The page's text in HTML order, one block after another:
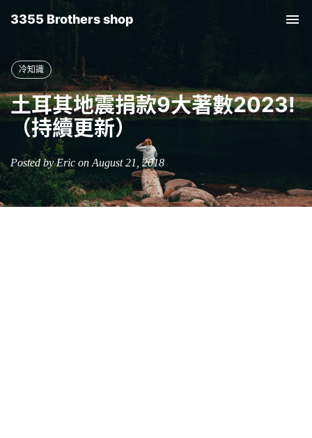
3355 Brothers shop
冷知識
土耳其地震捐款9大著數2023!
（持續更新）
Posted by Eric on August 21, 2018